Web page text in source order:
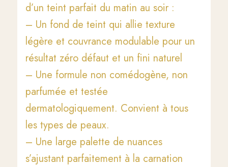
d’un teint parfait du matin au soir :
– Un fond de teint qui allie texture
légère et couvrance modulable pour un
résultat zéro défaut et un fini naturel
– Une formule non comédogène, non
parfumée et testée
dermatologiquement. Convient à tous
les types de peaux.
– Une large palette de nuances
s’ajustant parfaitement à la carnation